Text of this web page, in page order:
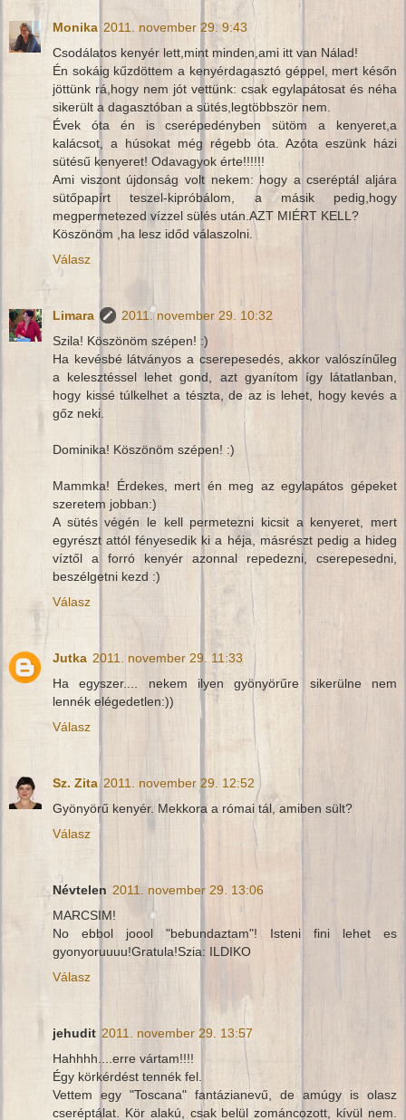
Monika 2011. november 29. 9:43
Csodálatos kenyér lett,mint minden,ami itt van Nálad!
Én sokáig kűzdöttem a kenyérdagasztó géppel, mert későn
jöttünk rá,hogy nem jót vettünk: csak egylapátosat és néha
sikerült a dagasztóban a sütés,legtöbbször nem.
Évek óta én is cserépedényben sütöm a kenyeret,a
kalácsot, a húsokat még régebb óta. Azóta eszünk házi
sütésű kenyeret! Odavagyok érte!!!!!!
Ami viszont újdonság volt nekem: hogy a cseréptál aljára
sütőpapírt teszel-kipróbálom, a másik pedig,hogy
megpermetezed vízzel sülés után.AZT MIÉRT KELL?
Köszönöm ,ha lesz időd válaszolni.
Válasz
Limara
2011. november 29. 10:32
Szila! Köszönöm szépen! :)
Ha kevésbé látványos a cserepesedés, akkor valószínűleg
a kelesztéssel lehet gond, azt gyanítom így látatlanban,
hogy kissé túlkelhet a tészta, de az is lehet, hogy kevés a
gőz neki.
Dominika! Köszönöm szépen! :)
Mammka! Érdekes, mert én meg az egylapátos gépeket
szeretem jobban:)
A sütés végén le kell permetezni kicsit a kenyeret, mert
egyrészt attól fényesedik ki a héja, másrészt pedig a hideg
víztől a forró kenyér azonnal repedezni, cserepesedni,
beszélgetni kezd :)
Válasz
Jutka 2011. november 29. 11:33
Ha egyszer.... nekem ilyen gyönyörűre sikerülne nem
lennék elégedetlen:))
Válasz
Sz. Zita 2011. november 29. 12:52
Gyönyörű kenyér. Mekkora a római tál, amiben sült?
Válasz
Névtelen 2011. november 29. 13:06
MARCSIM!
No ebbol joool "bebundaztam"! Isteni fini lehet es
gyonyoruuuu!Gratula!Szia: ILDIKO
Válasz
jehudit 2011. november 29. 13:57
Hahhhh....erre vártam!!!!
Égy körkérdést tennék fel.
Vettem egy "Toscana" fantázianevű, de amúgy is olasz
cseréptálat. Kör alakú, csak belül zománcozott, kívül nem.